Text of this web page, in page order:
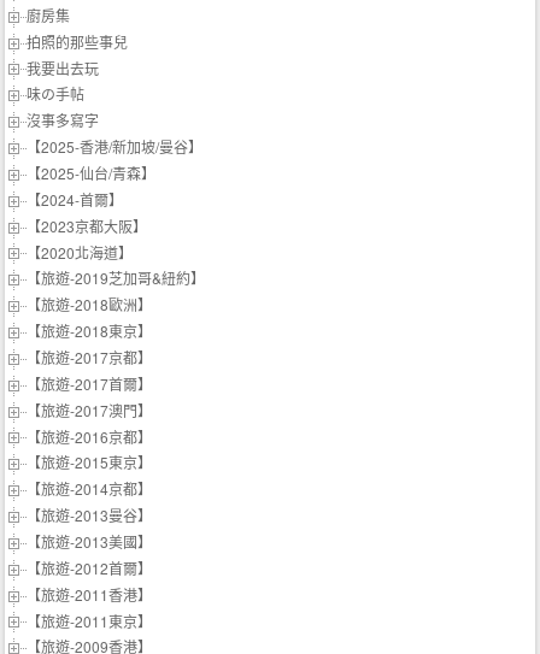
廚房集
拍照的那些事兒
我要出去玩
味の手帖‬
沒事多寫字
【2025-香港/新加坡/曼谷】
【2025-仙台/青森】
【2024-首爾】
【2023京都大阪】
【2020北海道】
【旅遊-2019芝加哥&紐約】
【旅遊-2018歐洲】
【旅遊-2018東京】
【旅遊-2017京都】
【旅遊-2017首爾】
【旅遊-2017澳門】
【旅遊-2016京都】
【旅遊-2015東京】
【旅遊-2014京都】
【旅遊-2013曼谷】
【旅遊-2013美國】
【旅遊-2012首爾】
【旅遊-2011香港】
【旅遊-2011東京】
【旅遊-2009香港】